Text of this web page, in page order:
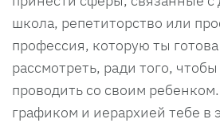
школа, репетиторство или
профессия, которую ты
рассмотреть, ради того,
проводить со своим
графиком и иерархией тебе в